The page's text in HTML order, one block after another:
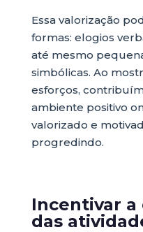
Essa valorização
formas: elogios
até mesmo
simbólicas. Ao
esforços,
ambiente positivo
valorizado e
progredindo.
Incentivar a
das